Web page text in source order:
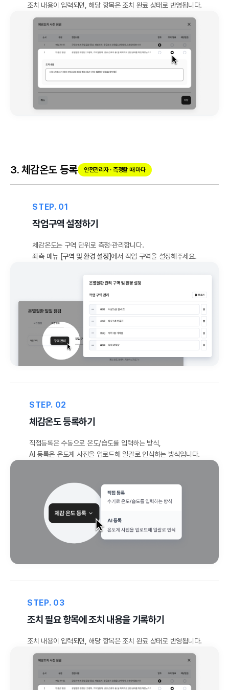
조치 내용이 입력되면, 해당 항목은 조치 완료 상태로 반영됩니다.
3. 체감온도 등록 안전관리자 · 측정할 때 마다
STEP. 01
작업구역 설정하기
체감온도는 구역 단위로 측정·관리합니다.
좌측 메뉴 [구역 및 환경 설정]에서 작업 구역을 설정해주세요.
STEP. 02
체감온도 등록하기
직접등록은 수동으로 온도/습도를 입력하는 방식,
AI 등록은 온도계 사진을 업로드해 일괄로 인식하는 방식입니다.
STEP. 03
조치 필요 항목에 조치 내용을 기록하기
조치 내용이 입력되면, 해당 항목은 조치 완료 상태로 반영됩니다.